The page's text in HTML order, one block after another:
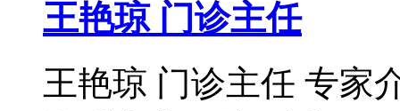
王艳琼 门诊主任
王艳琼 门诊主任 专家